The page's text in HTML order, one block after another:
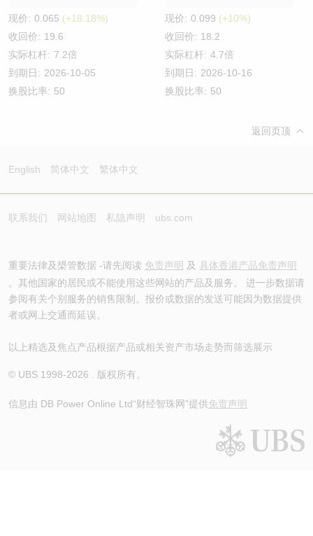
现价: 0.065 (+18.18%)
收回价: 19.6
实际杠杆: 7.2倍
到期日: 2026-10-05
换股比率: 50
现价: 0.099 (+10%)
收回价: 18.2
实际杠杆: 4.7倍
到期日: 2026-10-16
换股比率: 50
返回页顶
English 简体中文 繁体中文
联系我们 网站地图 私隐声明 ubs.com
重要法律及槼管数据 -请先阅读 免责声明 及 具体香港产品免责声明
。其他国家的居民或不能使用这些网站的产品及服务。 进一步数据请
参阅有关个别服务的销售限制。报价或数据的发送可能因为数据提供
者或网上交通而延误。
以上精选及焦点产品根据产品或相关资产市场走势而筛选展示
© UBS 1998-2026 . 版权所有。
信息由 DB Power Online Ltd“财经智珠网”提供免责声明